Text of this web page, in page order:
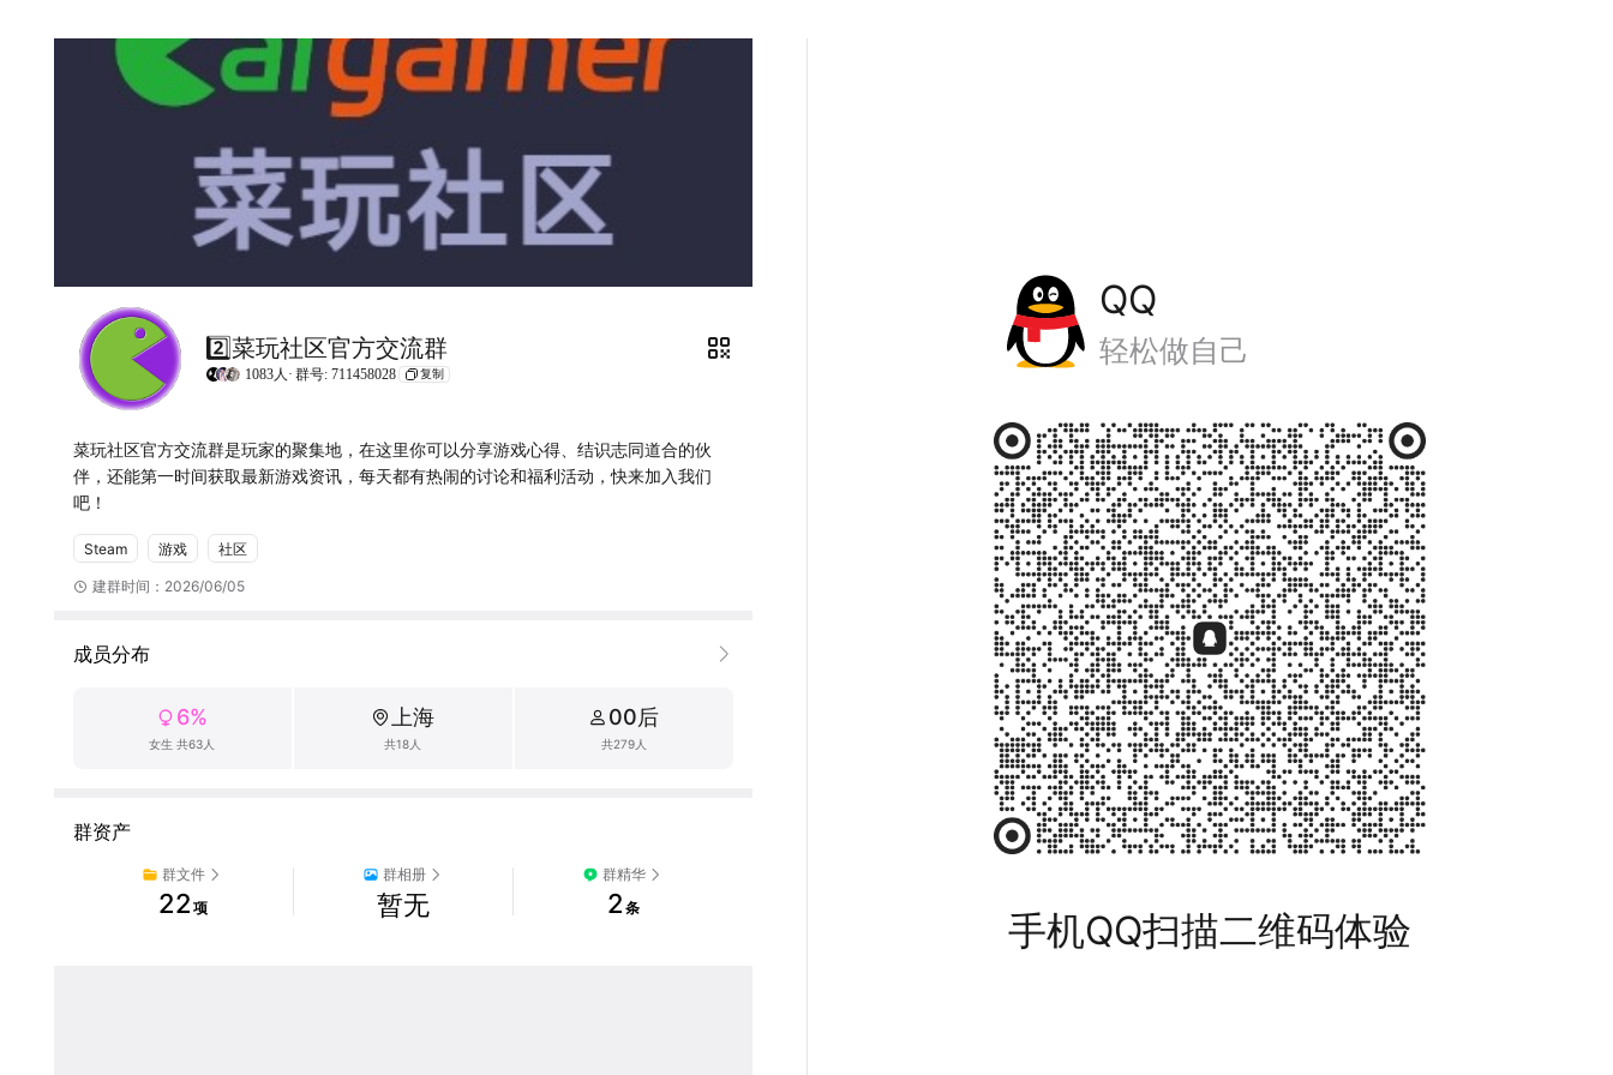
2️⃣菜玩社区官方交流群
1083人· 群号: 711458028 复制
菜玩社区官方交流群是玩家的聚集地，在这里你可以分享游戏心得、结识志同道合的伙
伴，还能第一时间获取最新游戏资讯，每天都有热闹的讨论和福利活动，快来加入我们
吧！
Steam 游戏 社区
建群时间：2026/06/05
成员分布
6%
女生 共63人
上海
共18人
00后
共279人
群资产
群文件
22 项
群相册
暂无
群精华
2 条
QQ
轻松做自己
手机QQ扫描二维码体验